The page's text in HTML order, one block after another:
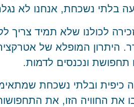
בלתי נשכחת, אנחנו לא
לכולנו שלא תמיד צריך
היתרון המופלא של
תחפושת ונכנסים לדמות.
כיפית ובלתי נשכחת
את החוויה הזו, את